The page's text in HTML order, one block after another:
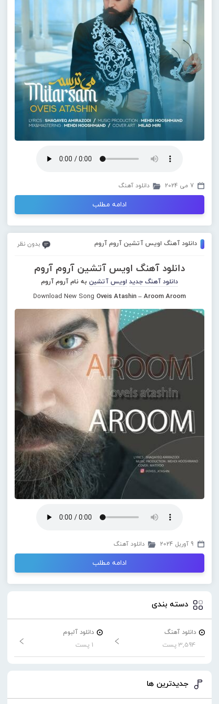
7 می 2024 دانلود آهنگ
ادامه مطلب
دانلود آهنگ اویس آتشین آروم آروم بدون نظر
دانلود آهنگ اویس آتشین آروم آروم
دانلود آهنگ جدید اویس آتشین به نام آروم آروم
Download New Song Oveis Atashin – Aroom Aroom
9 آوریل 2024 دانلود آهنگ
ادامه مطلب
دسته بندی
دانلود آهنگ
3,594 پست
دانلود آلبوم
1 پست
جدیدترین ها